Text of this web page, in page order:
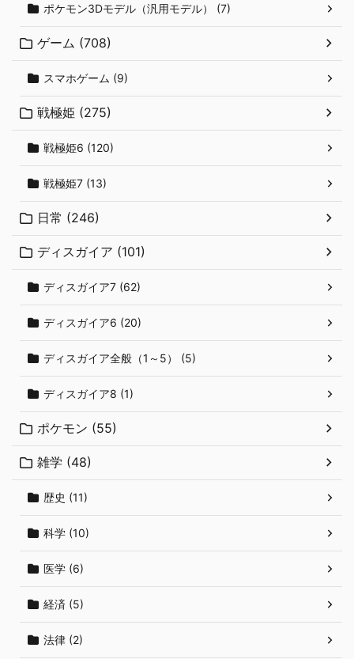
ポケモン3Dモデル（汎用モデル） (7)
ゲーム (708)
スマホゲーム (9)
戦極姫 (275)
戦極姫6 (120)
戦極姫7 (13)
日常 (246)
ディスガイア (101)
ディスガイア7 (62)
ディスガイア6 (20)
ディスガイア全般（1～5） (5)
ディスガイア8 (1)
ポケモン (55)
雑学 (48)
歴史 (11)
科学 (10)
医学 (6)
経済 (5)
法律 (2)